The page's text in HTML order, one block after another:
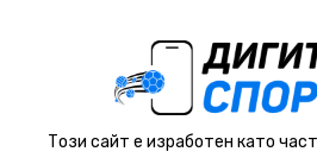
Този сайт е изработен като